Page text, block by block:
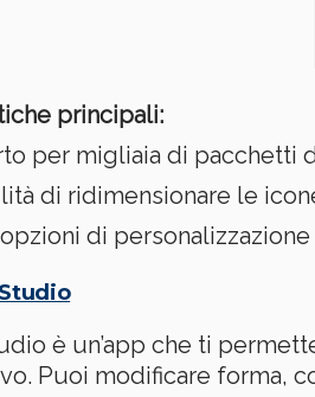
principali:
per migliaia di pacchetti
di ridimensionare le
di
è un’app che ti
Puoi modificare forma,